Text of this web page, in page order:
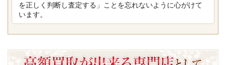
を正しく判断し査定する」ことを忘れないように心がけて
います。